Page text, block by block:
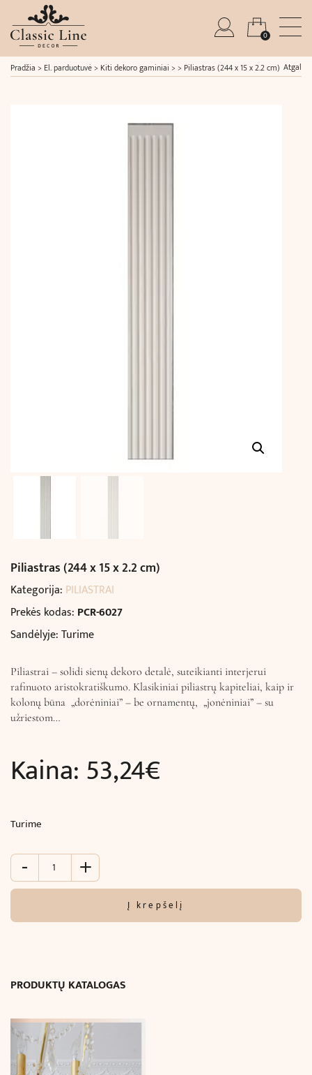
0
Pradžia > El. parduotuvė> Kiti dekoro gaminiai > > Piliastras (244 x 15 x 2.2 cm) Atgal
Piliastras (244 x 15 x 2.2 cm)
Kategorija: PILIASTRAI
Prekės kodas: PCR-6027
Sandėlyje: Turime
Piliastrai – solidi sienų dekoro detalė, suteikianti interjerui
rafinuoto aristokratiškumo. Klasikiniai piliastrų kapiteliai, kaip ir
kolonų būna „dorėniniai” – be ornamentų, „jonėniniai” – su
užriestom…
Kaina: 53,24€
Turime
-
produkto
Piliastras
x
cm)
+
Į krepšelį
PRODUKTŲ KATALOGAS